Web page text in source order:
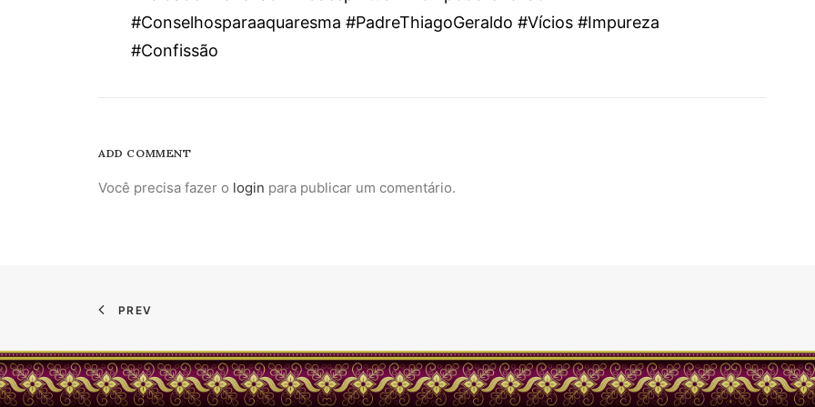
#Conselhosparaaquaresma #PadreThiagoGeraldo #Vícios #Impureza
#Confissão
ADD COMMENT
Você precisa fazer o login para publicar um comentário.
PREV